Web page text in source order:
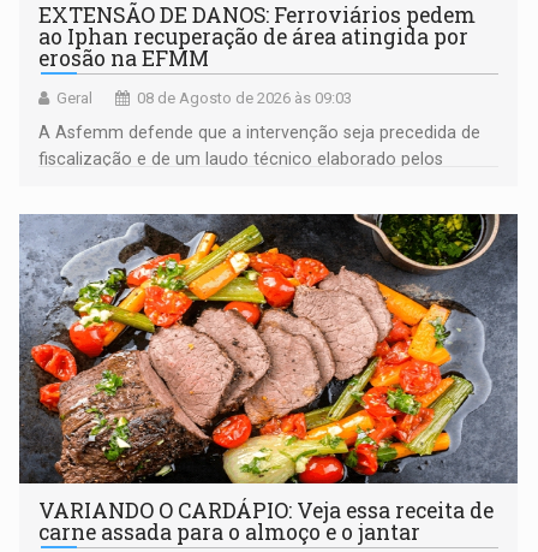
EXTENSÃO DE DANOS: Ferroviários pedem
ao Iphan recuperação de área atingida por
erosão na EFMM
Geral 08 de Agosto de 2026 às 09:03
A Asfemm defende que a intervenção seja precedida de
fiscalização e de um laudo técnico elaborado pelos
VARIANDO O CARDÁPIO: Veja essa receita de
carne assada para o almoço e o jantar